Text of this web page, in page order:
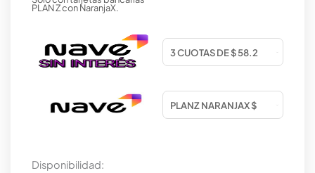
PLAN Z con NaranjaX.
Disponibilidad:
PARLANTE